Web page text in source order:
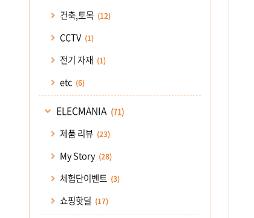
건축,토목 (12)
CCTV (1)
전기 자재 (1)
etc (6)
ELECMANIA (71)
제품 리뷰 (23)
My Story (28)
체험단이벤트 (3)
쇼핑핫딜 (17)